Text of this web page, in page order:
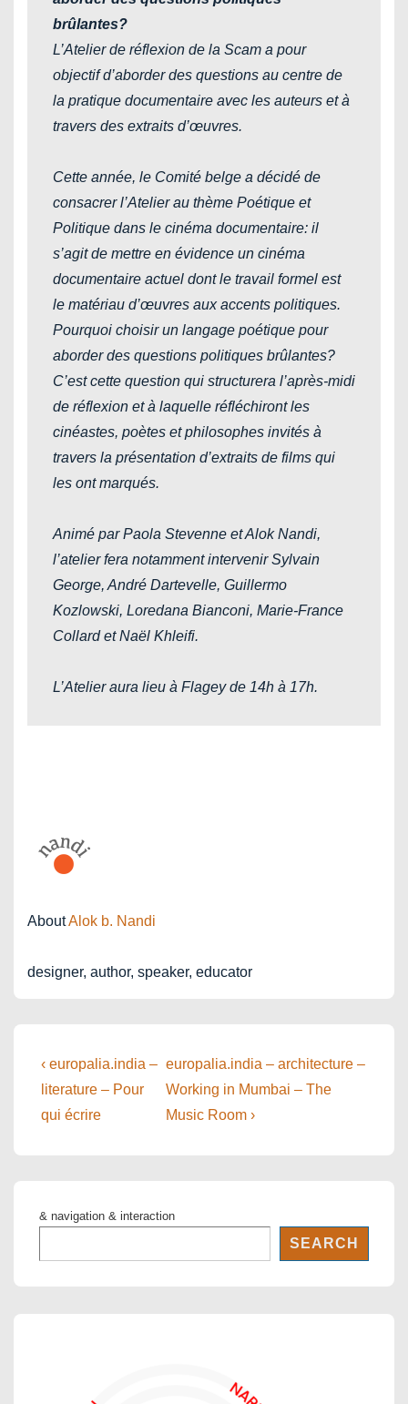
brûlantes?
L’Atelier de réflexion de la Scam a pour
objectif d’aborder des questions au centre de
la pratique documentaire avec les auteurs et à
travers des extraits d’œuvres.
Cette année, le Comité belge a décidé de
consacrer l’Atelier au thème Poétique et
Politique dans le cinéma documentaire: il
s’agit de mettre en évidence un cinéma
documentaire actuel dont le travail formel est
le matériau d’œuvres aux accents politiques.
Pourquoi choisir un langage poétique pour
aborder des questions politiques brûlantes?
C’est cette question qui structurera l’après-midi
de réflexion et à laquelle réfléchiront les
cinéastes, poètes et philosophes invités à
travers la présentation d’extraits de films qui
les ont marqués.
Animé par Paola Stevenne et Alok Nandi,
l’atelier fera notamment intervenir Sylvain
George, André Dartevelle, Guillermo
Kozlowski, Loredana Bianconi, Marie-France
Collard et Naël Khleifi.
L’Atelier aura lieu à Flagey de 14h à 17h.
AboutAlok b. Nandi
designer, author, speaker, educator
Post
navigation
Previous
Post
is
‹ europalia.india –
literature – Pour
qui écrire
Next
Post
is
europalia.india – architecture –
Working in Mumbai – The
Music Room ›
& navigation & interaction
SEARCH